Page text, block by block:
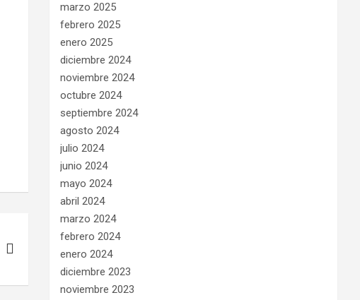
marzo 2025
febrero 2025
enero 2025
diciembre 2024
noviembre 2024
octubre 2024
septiembre 2024
agosto 2024
julio 2024
junio 2024
mayo 2024
abril 2024
marzo 2024
febrero 2024
enero 2024
diciembre 2023
noviembre 2023